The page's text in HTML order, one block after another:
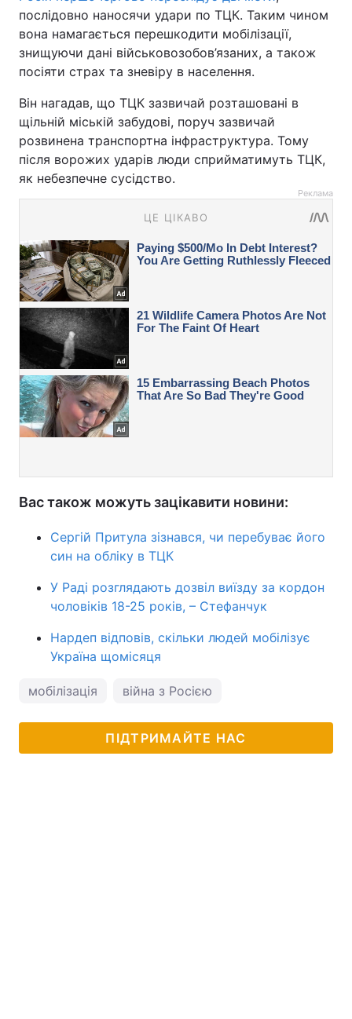
послідовно наносячи удари по ТЦК. Таким чином
вона намагається перешкодити мобілізації,
знищуючи дані військовозобов’язаних, а також
посіяти страх та зневіру в населення.
Він нагадав, що ТЦК зазвичай розташовані в
щільній міській забудові, поруч зазвичай
розвинена транспортна інфраструктура. Тому
після ворожих ударів люди сприйматимуть ТЦК,
як небезпечне сусідство.
Реклама
Вас також можуть зацікавити новини:
Сергій Притула зізнався, чи перебуває його
син на обліку в ТЦК
У Раді розглядають дозвіл виїзду за кордон
чоловіків 18-25 років, – Стефанчук
Нардеп відповів, скільки людей мобілізує
Україна щомісяця
мобілізація війна з Росією
ПІДТРИМАЙТЕ НАС